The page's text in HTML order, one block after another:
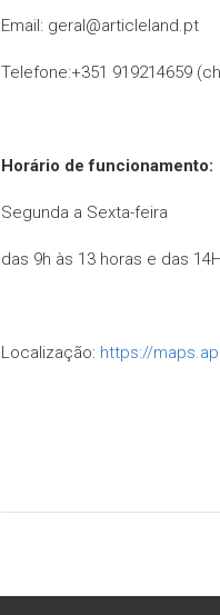
Email: geral@articleland.pt
Telefone:+351 919214659
Horário de funcionamento:
Segunda a Sexta-feira
das 9h às 13 horas e das
Localização: https://